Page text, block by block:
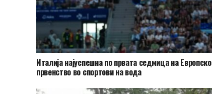
Италија најуспешна по првата седмица на Европско
првенство во спортови на вода